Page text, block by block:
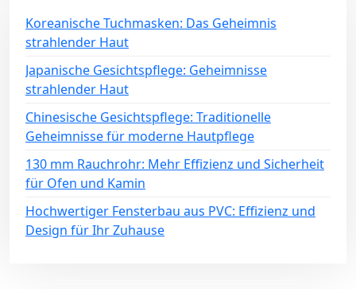
Koreanische Tuchmasken: Das Geheimnis
strahlender Haut
Japanische Gesichtspflege: Geheimnisse
strahlender Haut
Chinesische Gesichtspflege: Traditionelle
Geheimnisse für moderne Hautpflege
130 mm Rauchrohr: Mehr Effizienz und Sicherheit
für Ofen und Kamin
Hochwertiger Fensterbau aus PVC: Effizienz und
Design für Ihr Zuhause